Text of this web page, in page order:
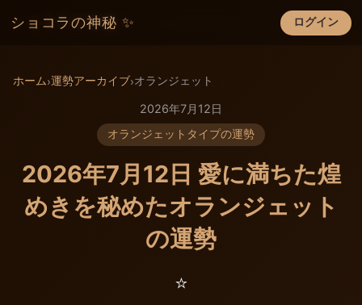
ショコラの神秘 ✨ ログイン
×
ホーム›運勢アーカイブ›オランジェット
2026年7月12日
オランジェットタイプの運勢
2026年7月12日 愛に満ちた煌
めきを秘めたオランジェット
の運勢
⭐️